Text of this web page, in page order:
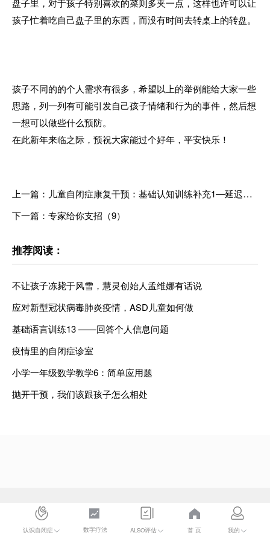
盘子里，对于孩子特别喜欢的菜则多夹一点，这样也许可以让
孩子忙着吃自己盘子里的东西，而没有时间去转桌上的转盘。
孩子不同的的个人需求有很多，希望以上的举例能给大家一些
思路，列一列有可能引发自己孩子情绪和行为的事件，然后想
一想可以做些什么预防。
在此新年来临之际，预祝大家能过个好年，平安快乐！
上一篇：儿童自闭症康复干预：基础认知训练补充1—延迟配对
下一篇：专家给你支招（9）
推荐阅读：
不让孩子冻毙于风雪，慧灵创始人孟维娜有话说
应对新型冠状病毒肺炎疫情，ASD儿童如何做
基础语言训练13 ——回答个人信息问题
疫情里的自闭症诊室
小学一年级数学教学6：简单应用题
抛开干预，我们该跟孩子怎么相处
认识自闭症 数字疗法 ALSO评估 首 页 我的